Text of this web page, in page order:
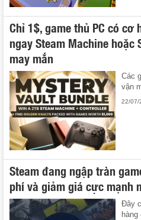
Chỉ 1$, game thủ PC có
ngay Steam Machine hoặc
may mắn
Các
vận
22/07/
Steam đang ngập tràn
phí và giảm giá cực mạnh
Đây